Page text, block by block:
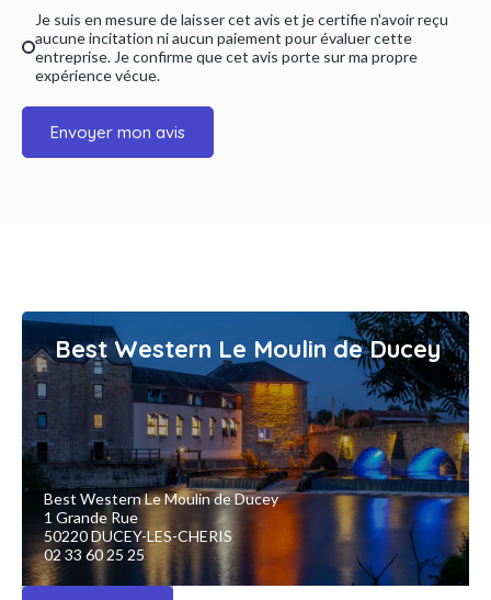
Je suis en mesure de laisser cet avis et je certifie n'avoir reçu
aucune incitation ni aucun paiement pour évaluer cette
entreprise. Je confirme que cet avis porte sur ma propre
expérience vécue.
Envoyer mon avis
Best Western Le Moulin de Ducey
Best Western Le Moulin de Ducey
1 Grande Rue
50220 DUCEY-LES-CHERIS
02 33 60 25 25